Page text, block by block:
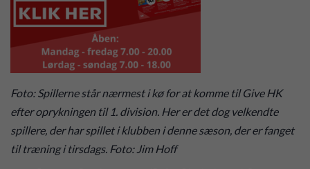
Foto: Spillerne står nærmest i kø for at komme til Give HK
efter oprykningen til 1. division. Her er det dog velkendte
spillere, der har spillet i klubben i denne sæson, der er fanget
til træning i tirsdags. Foto: Jim Hoff